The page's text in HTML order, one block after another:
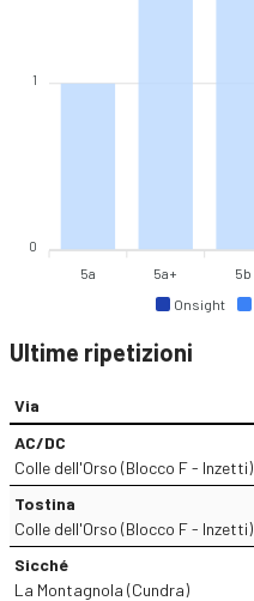
Onsight
1
0
5a 5a+ 5b
Ultime ripetizioni
Via
AC/DC
Colle dell'Orso (Blocco F - Inzetti)
Tostina
Colle dell'Orso (Blocco F - Inzetti)
Sicché
La Montagnola (Cundra)